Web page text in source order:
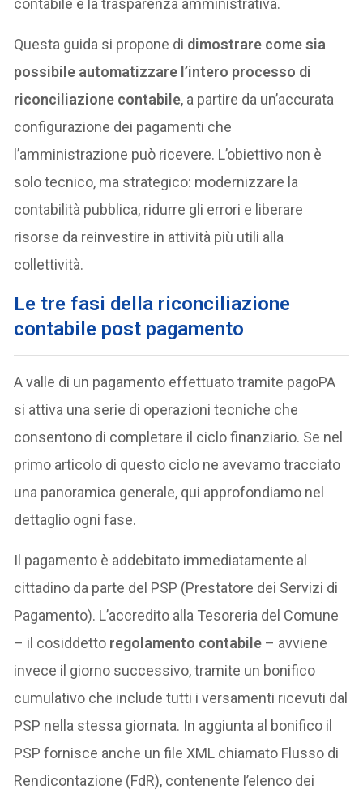
Questa guida si propone di dimostrare come sia
possibile automatizzare l’intero processo di
riconciliazione contabile, a partire da un’accurata
configurazione dei pagamenti che
l’amministrazione può ricevere. L’obiettivo non è
solo tecnico, ma strategico: modernizzare la
contabilità pubblica, ridurre gli errori e liberare
risorse da reinvestire in attività più utili alla
collettività.
Le tre fasi della riconciliazione
contabile post pagamento
A valle di un pagamento effettuato tramite pagoPA
si attiva una serie di operazioni tecniche che
consentono di completare il ciclo finanziario. Se nel
primo articolo di questo ciclo ne avevamo tracciato
una panoramica generale, qui approfondiamo nel
dettaglio ogni fase.
Il pagamento è addebitato immediatamente al
cittadino da parte del PSP (Prestatore dei Servizi di
Pagamento). L’accredito alla Tesoreria del Comune
– il cosiddetto regolamento contabile – avviene
invece il giorno successivo, tramite un bonifico
cumulativo che include tutti i versamenti ricevuti dal
PSP nella stessa giornata. In aggiunta al bonifico il
PSP fornisce anche un file XML chiamato Flusso di
Rendicontazione (FdR), contenente l’elenco dei